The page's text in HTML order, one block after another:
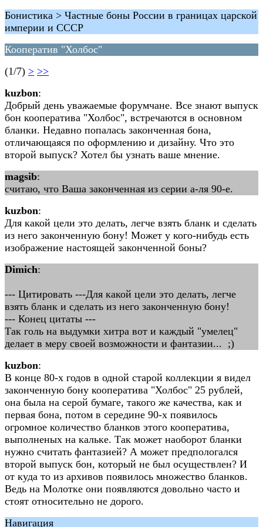
Бонистика > Частные боны России в границах царской
империи и СССР
Кооператив "Холбос"
(1/7) > >>
kuzbon:
Добрый день уважаемые форумчане. Все знают выпуск
бон кооператива "Холбос", встречаются в основном
бланки. Недавно попалась законченная бона,
отличающаяся по оформлению и дизайну. Что это
второй выпуск? Хотел бы узнать ваше мнение.
magsib:
считаю, что Ваша законченная из серии а-ля 90-е.
kuzbon:
Для какой цели это делать, легче взять бланк и сделать
из него законченную бону! Может у кого-нибудь есть
изображение настоящей законченной боны?
Dimich:
--- Цитировать ---Для какой цели это делать, легче
взять бланк и сделать из него законченную бону!
--- Конец цитаты ---
Так голь на выдумки хитра вот и каждый "умелец"
делает в меру своей возможности и фантазии... ;)
kuzbon:
В конце 80-х годов в одной старой коллекции я видел
законченную бону кооператива "Холбос" 25 рублей,
она была на серой бумаге, такого же качества, как и
первая бона, потом в середине 90-х появилось
огромное количество бланков этого кооператива,
выполненых на кальке. Так может наоборот бланки
нужно считать фантазией? А может предпологался
второй выпуск бон, который не был осуществлен? И
от куда то из архивов появилось множество бланков.
Ведь на Молотке они появляются довольно часто и
стоят относительно не дорого.
Навигация